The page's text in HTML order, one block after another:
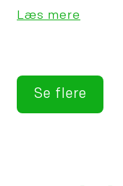
Læs mere
Se flere